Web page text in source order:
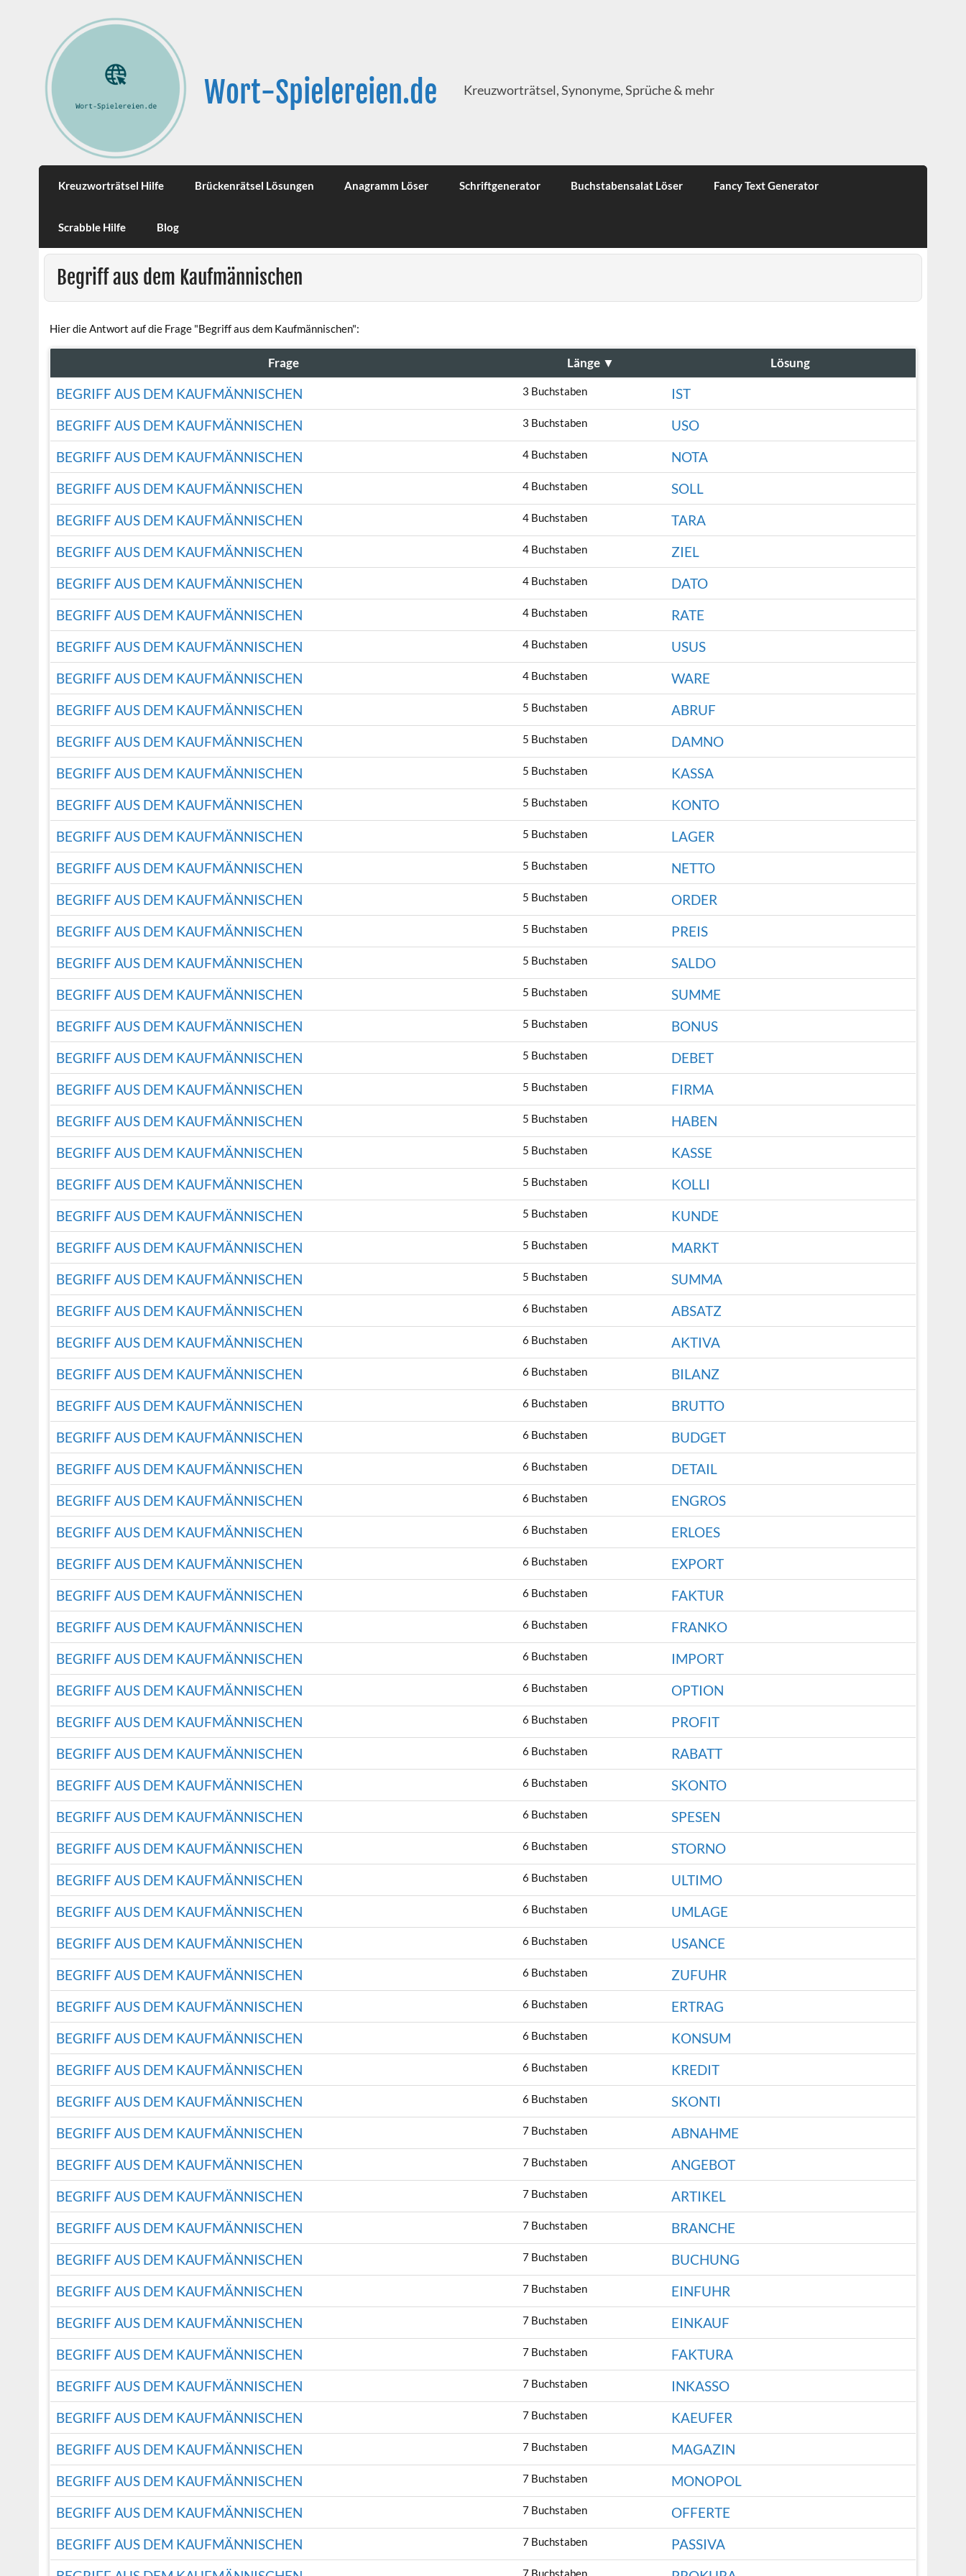
Wort-Spielereien.de Kreuzworträtsel, Synonyme, Sprüche & mehr
Kreuzworträtsel Hilfe Brückenrätsel Lösungen Anagramm Löser Schriftgenerator Buchstabensalat Löser Fancy Text Generator
Scrabble Hilfe Blog
Begriff aus dem Kaufmännischen
Hier die Antwort auf die Frage "Begriff aus dem Kaufmännischen":
Frage Länge ▼ Lösung
BEGRIFF AUS DEM KAUFMÄNNISCHEN 3 Buchstaben
IST
BEGRIFF AUS DEM KAUFMÄNNISCHEN
3 Buchstaben
USO
BEGRIFF AUS DEM KAUFMÄNNISCHEN
4 Buchstaben
NOTA
BEGRIFF AUS DEM KAUFMÄNNISCHEN
4 Buchstaben
SOLL
BEGRIFF AUS DEM KAUFMÄNNISCHEN
4 Buchstaben
TARA
BEGRIFF AUS DEM KAUFMÄNNISCHEN
4 Buchstaben
ZIEL
BEGRIFF AUS DEM KAUFMÄNNISCHEN
4 Buchstaben
DATO
BEGRIFF AUS DEM KAUFMÄNNISCHEN
4 Buchstaben
RATE
BEGRIFF AUS DEM KAUFMÄNNISCHEN
4 Buchstaben
USUS
BEGRIFF AUS DEM KAUFMÄNNISCHEN
4 Buchstaben
WARE
BEGRIFF AUS DEM KAUFMÄNNISCHEN
5 Buchstaben
ABRUF
BEGRIFF AUS DEM KAUFMÄNNISCHEN
5 Buchstaben
DAMNO
BEGRIFF AUS DEM KAUFMÄNNISCHEN
5 Buchstaben
KASSA
BEGRIFF AUS DEM KAUFMÄNNISCHEN
5 Buchstaben
KONTO
BEGRIFF AUS DEM KAUFMÄNNISCHEN
5 Buchstaben
LAGER
BEGRIFF AUS DEM KAUFMÄNNISCHEN
5 Buchstaben
NETTO
BEGRIFF AUS DEM KAUFMÄNNISCHEN
5 Buchstaben
ORDER
BEGRIFF AUS DEM KAUFMÄNNISCHEN
5 Buchstaben
PREIS
BEGRIFF AUS DEM KAUFMÄNNISCHEN
5 Buchstaben
SALDO
BEGRIFF AUS DEM KAUFMÄNNISCHEN
5 Buchstaben
SUMME
BEGRIFF AUS DEM KAUFMÄNNISCHEN
5 Buchstaben
BONUS
BEGRIFF AUS DEM KAUFMÄNNISCHEN
5 Buchstaben
DEBET
BEGRIFF AUS DEM KAUFMÄNNISCHEN
5 Buchstaben
FIRMA
BEGRIFF AUS DEM KAUFMÄNNISCHEN
5 Buchstaben
HABEN
BEGRIFF AUS DEM KAUFMÄNNISCHEN
5 Buchstaben
KASSE
BEGRIFF AUS DEM KAUFMÄNNISCHEN
5 Buchstaben
KOLLI
BEGRIFF AUS DEM KAUFMÄNNISCHEN
5 Buchstaben
KUNDE
BEGRIFF AUS DEM KAUFMÄNNISCHEN
5 Buchstaben
MARKT
BEGRIFF AUS DEM KAUFMÄNNISCHEN
5 Buchstaben
SUMMA
BEGRIFF AUS DEM KAUFMÄNNISCHEN
6 Buchstaben
ABSATZ
BEGRIFF AUS DEM KAUFMÄNNISCHEN
6 Buchstaben
AKTIVA
BEGRIFF AUS DEM KAUFMÄNNISCHEN
6 Buchstaben
BILANZ
BEGRIFF AUS DEM KAUFMÄNNISCHEN
6 Buchstaben
BRUTTO
BEGRIFF AUS DEM KAUFMÄNNISCHEN
6 Buchstaben
BUDGET
BEGRIFF AUS DEM KAUFMÄNNISCHEN
6 Buchstaben
DETAIL
BEGRIFF AUS DEM KAUFMÄNNISCHEN
6 Buchstaben
ENGROS
BEGRIFF AUS DEM KAUFMÄNNISCHEN
6 Buchstaben
ERLOES
BEGRIFF AUS DEM KAUFMÄNNISCHEN
6 Buchstaben
EXPORT
BEGRIFF AUS DEM KAUFMÄNNISCHEN
6 Buchstaben
FAKTUR
BEGRIFF AUS DEM KAUFMÄNNISCHEN
6 Buchstaben
FRANKO
BEGRIFF AUS DEM KAUFMÄNNISCHEN
6 Buchstaben
IMPORT
BEGRIFF AUS DEM KAUFMÄNNISCHEN
6 Buchstaben
OPTION
BEGRIFF AUS DEM KAUFMÄNNISCHEN
6 Buchstaben
PROFIT
BEGRIFF AUS DEM KAUFMÄNNISCHEN
6 Buchstaben
RABATT
BEGRIFF AUS DEM KAUFMÄNNISCHEN
6 Buchstaben
SKONTO
BEGRIFF AUS DEM KAUFMÄNNISCHEN
6 Buchstaben
SPESEN
BEGRIFF AUS DEM KAUFMÄNNISCHEN
6 Buchstaben
STORNO
BEGRIFF AUS DEM KAUFMÄNNISCHEN
6 Buchstaben
ULTIMO
BEGRIFF AUS DEM KAUFMÄNNISCHEN
6 Buchstaben
UMLAGE
BEGRIFF AUS DEM KAUFMÄNNISCHEN
6 Buchstaben
USANCE
BEGRIFF AUS DEM KAUFMÄNNISCHEN
6 Buchstaben
ZUFUHR
BEGRIFF AUS DEM KAUFMÄNNISCHEN
6 Buchstaben
ERTRAG
BEGRIFF AUS DEM KAUFMÄNNISCHEN
6 Buchstaben
KONSUM
BEGRIFF AUS DEM KAUFMÄNNISCHEN
6 Buchstaben
KREDIT
BEGRIFF AUS DEM KAUFMÄNNISCHEN
6 Buchstaben
SKONTI
BEGRIFF AUS DEM KAUFMÄNNISCHEN
7 Buchstaben
ABNAHME
BEGRIFF AUS DEM KAUFMÄNNISCHEN
7 Buchstaben
ANGEBOT
BEGRIFF AUS DEM KAUFMÄNNISCHEN
7 Buchstaben
ARTIKEL
BEGRIFF AUS DEM KAUFMÄNNISCHEN
7 Buchstaben
BRANCHE
BEGRIFF AUS DEM KAUFMÄNNISCHEN
7 Buchstaben
BUCHUNG
BEGRIFF AUS DEM KAUFMÄNNISCHEN
7 Buchstaben
EINFUHR
BEGRIFF AUS DEM KAUFMÄNNISCHEN
7 Buchstaben
EINKAUF
BEGRIFF AUS DEM KAUFMÄNNISCHEN
7 Buchstaben
FAKTURA
BEGRIFF AUS DEM KAUFMÄNNISCHEN
7 Buchstaben
INKASSO
BEGRIFF AUS DEM KAUFMÄNNISCHEN
7 Buchstaben
KAEUFER
BEGRIFF AUS DEM KAUFMÄNNISCHEN
7 Buchstaben
MAGAZIN
BEGRIFF AUS DEM KAUFMÄNNISCHEN
7 Buchstaben
MONOPOL
BEGRIFF AUS DEM KAUFMÄNNISCHEN
7 Buchstaben
OFFERTE
BEGRIFF AUS DEM KAUFMÄNNISCHEN
7 Buchstaben
PASSIVA
7 Buchstaben